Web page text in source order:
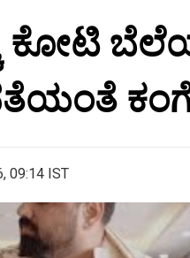
ಕೋಟಿ
09:14 IST